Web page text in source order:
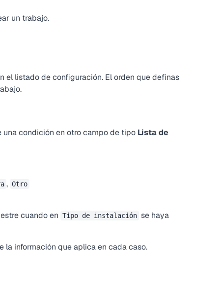
un trabajo.
el listado de configuración. El orden que definas
condición en otro campo de tipo Lista de
, Otro
cuando en Tipo de instalación se haya
la información que aplica en cada caso.